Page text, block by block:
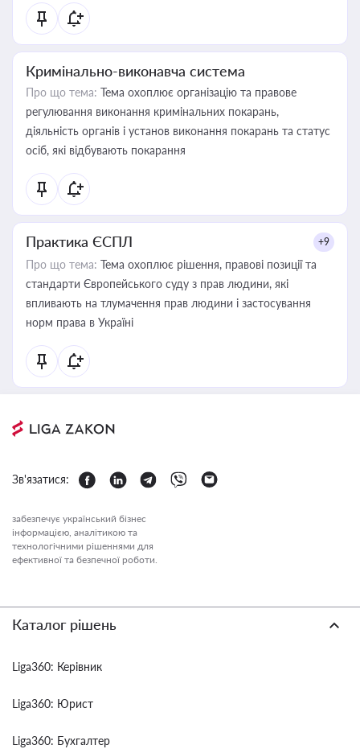
Кримінально-виконавча система
Про що тема: Тема охоплює організацію та правове
регулювання виконання кримінальних покарань,
діяльність органів і установ виконання покарань та статус
осіб, які відбувають покарання
Практика ЄСПЛ +9
Про що тема: Тема охоплює рішення, правові позиції та
стандарти Європейського суду з прав людини, які
впливають на тлумачення прав людини і застосування
норм права в Україні
Зв'язатися:
забезпечує український бізнес
інформацією, аналітикою та
технологічними рішеннями для
ефективної та безпечної роботи.
Каталог рішень
Liga360: Керівник
Liga360: Юрист
Liga360: Бухгалтер